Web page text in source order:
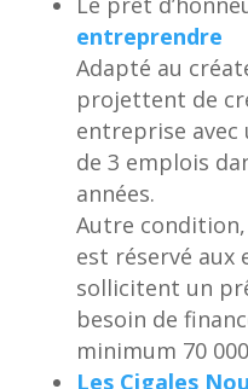
entreprendre
Adapté au
projettent de
entreprise
de 3 emplois
années.
Autre
est réservé aux
sollicitent un
besoin de
minimum 70
Les Cigales